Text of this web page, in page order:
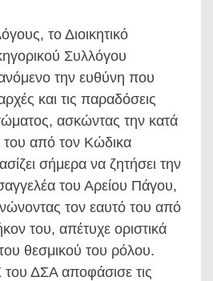
το Διοικητικό
Συλλόγου
την ευθύνη που
και τις παραδόσεις
ασκώντας την κατά
του από τον Κώδικα
σήμερα να ζητήσει την
του Αρείου Πάγου,
τον εαυτό του από
του, απέτυχε οριστικά
θεσμικού του ρόλου.
ΔΣΑ αποφάσισε τις